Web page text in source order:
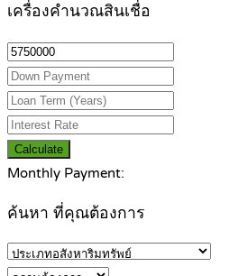
เครื่องคำนวณสินเชื่อ
Calculate
Monthly Payment:
ค้นหา ที่คุณต้องการ